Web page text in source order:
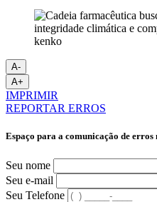
kenko
A-
A+
IMPRIMIR
REPORTAR ERROS
Espaço para a comunicação de erros
Seu nome
Seu e-mail
Seu Telefone